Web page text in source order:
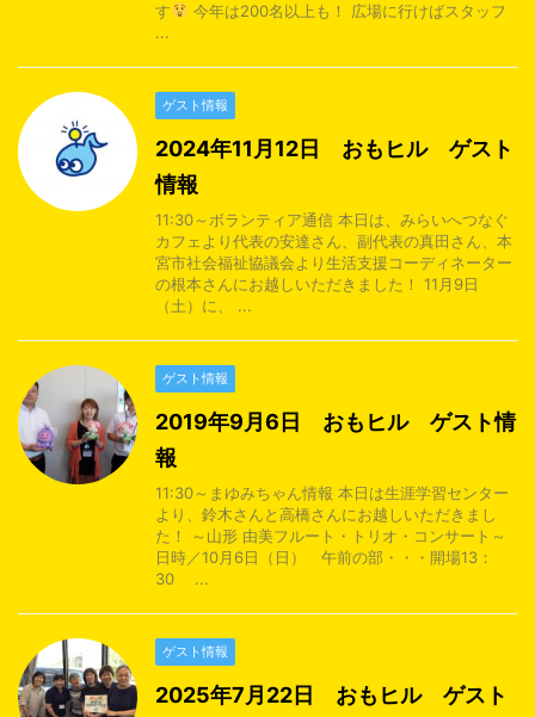
す
今年は200名以上も！ 広場に行けばスタッフ
...
ゲスト情報
2024年11月12日 おもヒル ゲスト
情報
11:30～ボランティア通信 本日は、みらいへつなぐ
カフェより代表の安達さん、副代表の真田さん、本
宮市社会福祉協議会より生活支援コーディネーター
の根本さんにお越しいただきました！ 11月9日
（土）に、 ...
ゲスト情報
2019年9月6日 おもヒル ゲスト情
報
11:30～まゆみちゃん情報 本日は生涯学習センター
より、鈴木さんと高橋さんにお越しいただきまし
た！ ～山形 由美フルート・トリオ・コンサート～
日時／10月6日（日） 午前の部・・・開場13：
30 ...
ゲスト情報
2025年7月22日 おもヒル ゲスト